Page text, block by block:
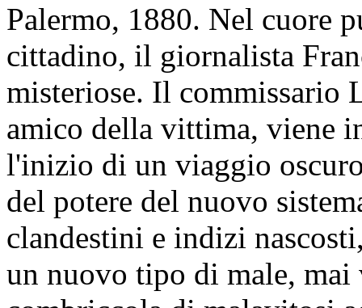
Palermo, 1880. Nel cuore
cittadino, il giornalista
misteriose. Il commissario
amico della vittima, viene
l'inizio di un viaggio
del potere del nuovo
clandestini e indizi
un nuovo tipo di male,